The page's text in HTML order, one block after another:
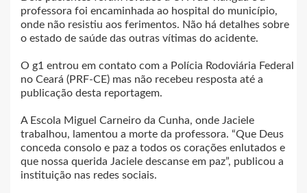
professora foi encaminhada ao hospital do município,
onde não resistiu aos ferimentos. Não há detalhes sobre
o estado de saúde das outras vítimas do acidente.
O g1 entrou em contato com a Polícia Rodoviária Federal
no Ceará (PRF-CE) mas não recebeu resposta até a
publicação desta reportagem.
A Escola Miguel Carneiro da Cunha, onde Jaciele
trabalhou, lamentou a morte da professora. “Que Deus
conceda consolo e paz a todos os corações enlutados e
que nossa querida Jaciele descanse em paz”, publicou a
instituição nas redes sociais.